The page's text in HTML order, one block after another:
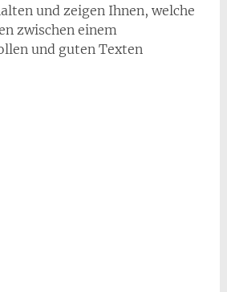
und zeigen Ihnen, welche
zwischen einem
und guten Texten